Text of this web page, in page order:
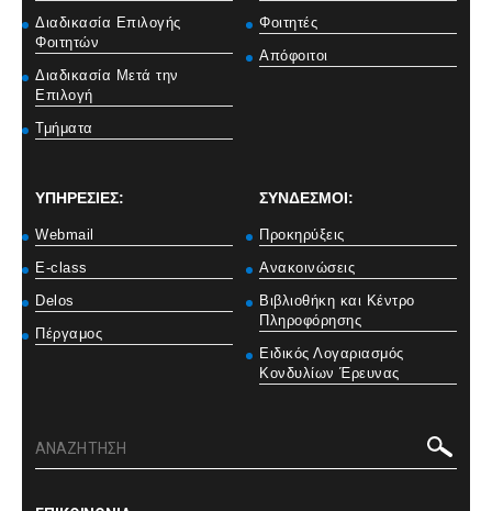
Διαδικασία Επιλογής
Φοιτητών
Διαδικασία Μετά την
Επιλογή
Τμήματα
Φοιτητές
Απόφοιτοι
ΥΠΗΡΕΣΙΕΣ:
Webmail
E-class
Delos
Πέργαμος
ΣΥΝΔΕΣΜΟΙ:
Προκηρύξεις
Ανακοινώσεις
Βιβλιοθήκη και Κέντρο
Πληροφόρησης
Ειδικός Λογαριασμός
Κονδυλίων Έρευνας